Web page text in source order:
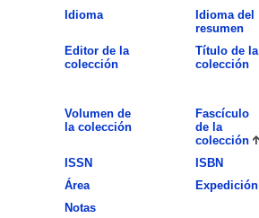
Idioma
Idioma del
resumen
Editor de la
colección
Título de la
colección
Volumen de
la colección
Fascículo
de la
colección
ISSN
ISBN
Área
Expedición
Notas